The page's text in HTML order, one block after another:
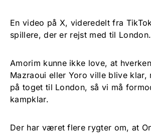
En video på X, videredelt fra
spillere, der er rejst med til London.
Amorim kunne ikke love, at
Mazraoui eller Yoro ville blive klar,
på toget til London, så vi må
kampklar.
Der har været flere rygter om, at